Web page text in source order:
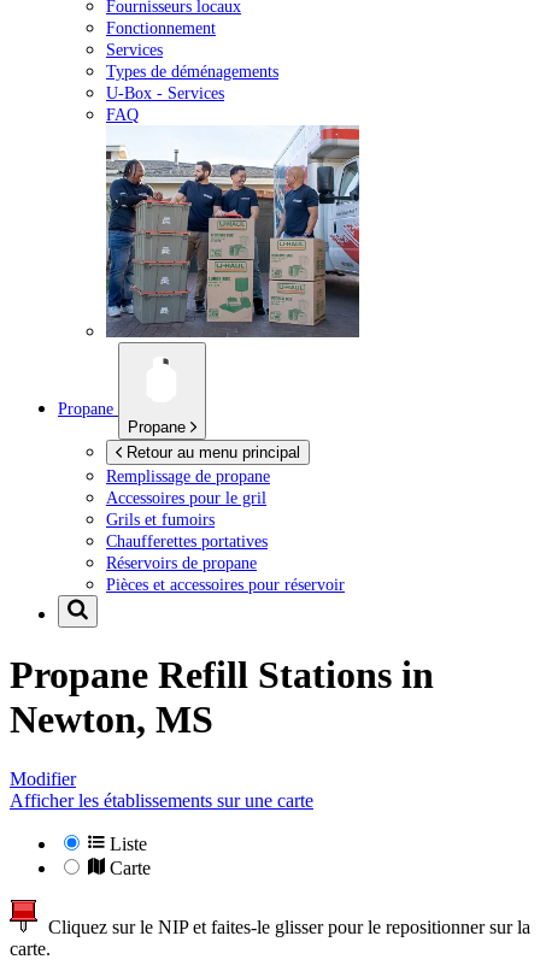
Fournisseurs locaux
Fonctionnement
Services
Types de déménagements
U-Box - Services
FAQ
Propane
Propane
Retour au menu principal
Remplissage de propane
Accessoires pour le gril
Grils et fumoirs
Chaufferettes portatives
Réservoirs de propane
Pièces et accessoires pour réservoir
Propane Refill Stations in
Newton, MS
Modifier
Afficher les établissements sur une carte
Liste
Carte
Cliquez sur le NIP et faites-le glisser pour le repositionner sur la
carte.